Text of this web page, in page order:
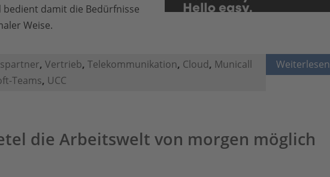
damit die Bedürfnisse
Weise.
Weiterlesen
, Vertrieb, Telekommunikation, Cloud, Municall
Teams, UCC
die Arbeitswelt von morgen möglich